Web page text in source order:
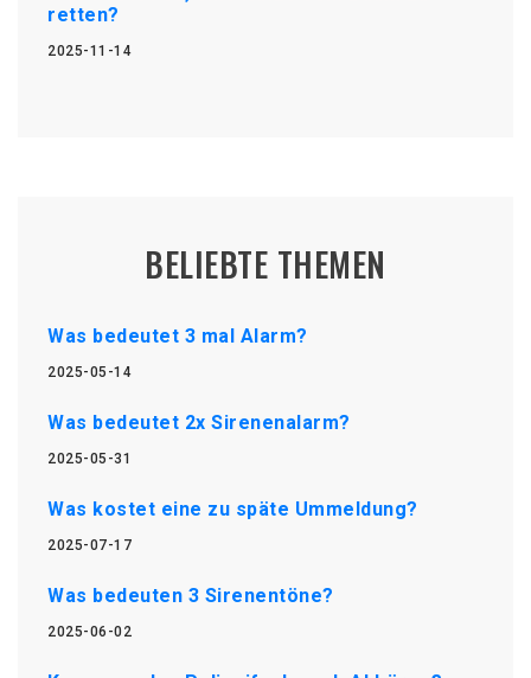
retten?
2025-11-14
BELIEBTE THEMEN
Was bedeutet 3 mal Alarm?
2025-05-14
Was bedeutet 2x Sirenenalarm?
2025-05-31
Was kostet eine zu späte Ummeldung?
2025-07-17
Was bedeuten 3 Sirenentöne?
2025-06-02